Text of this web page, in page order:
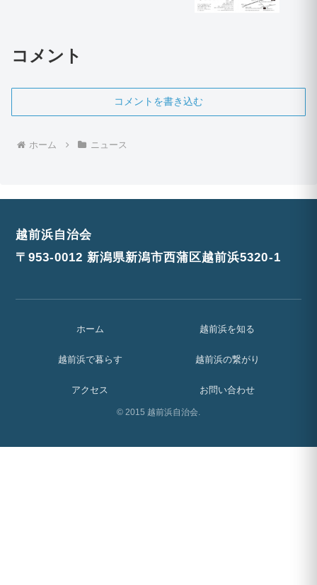
コメント
コメントを書き込む
ホーム ニュース
越前浜自治会
〒953-0012 新潟県新潟市西蒲区越前浜5320-1
ホーム 越前浜を知る
越前浜で暮らす 越前浜の繋がり
アクセス お問い合わせ
© 2015 越前浜自治会.